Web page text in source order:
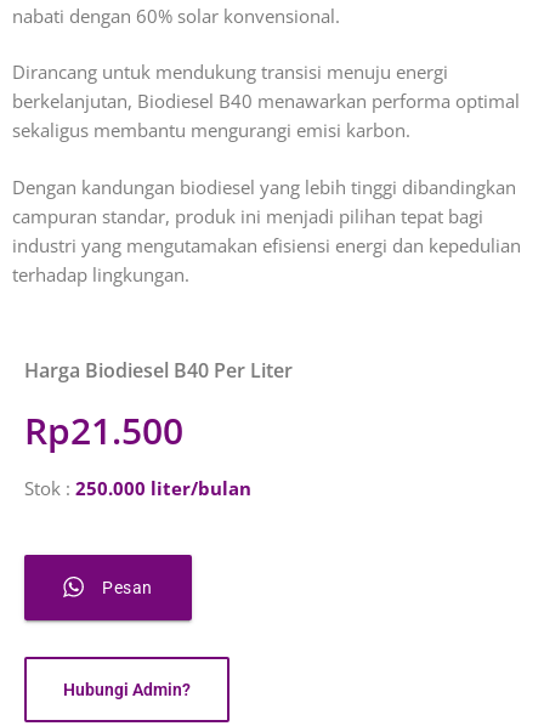
nabati dengan 60% solar konvensional.
Dirancang untuk mendukung transisi menuju energi
berkelanjutan, Biodiesel B40 menawarkan performa optimal
sekaligus membantu mengurangi emisi karbon.
Dengan kandungan biodiesel yang lebih tinggi dibandingkan
campuran standar, produk ini menjadi pilihan tepat bagi
industri yang mengutamakan efisiensi energi dan kepedulian
terhadap lingkungan.
Harga Biodiesel B40 Per Liter
Rp21.500
Stok : 250.000 liter/bulan
Pesan
Hubungi Admin?